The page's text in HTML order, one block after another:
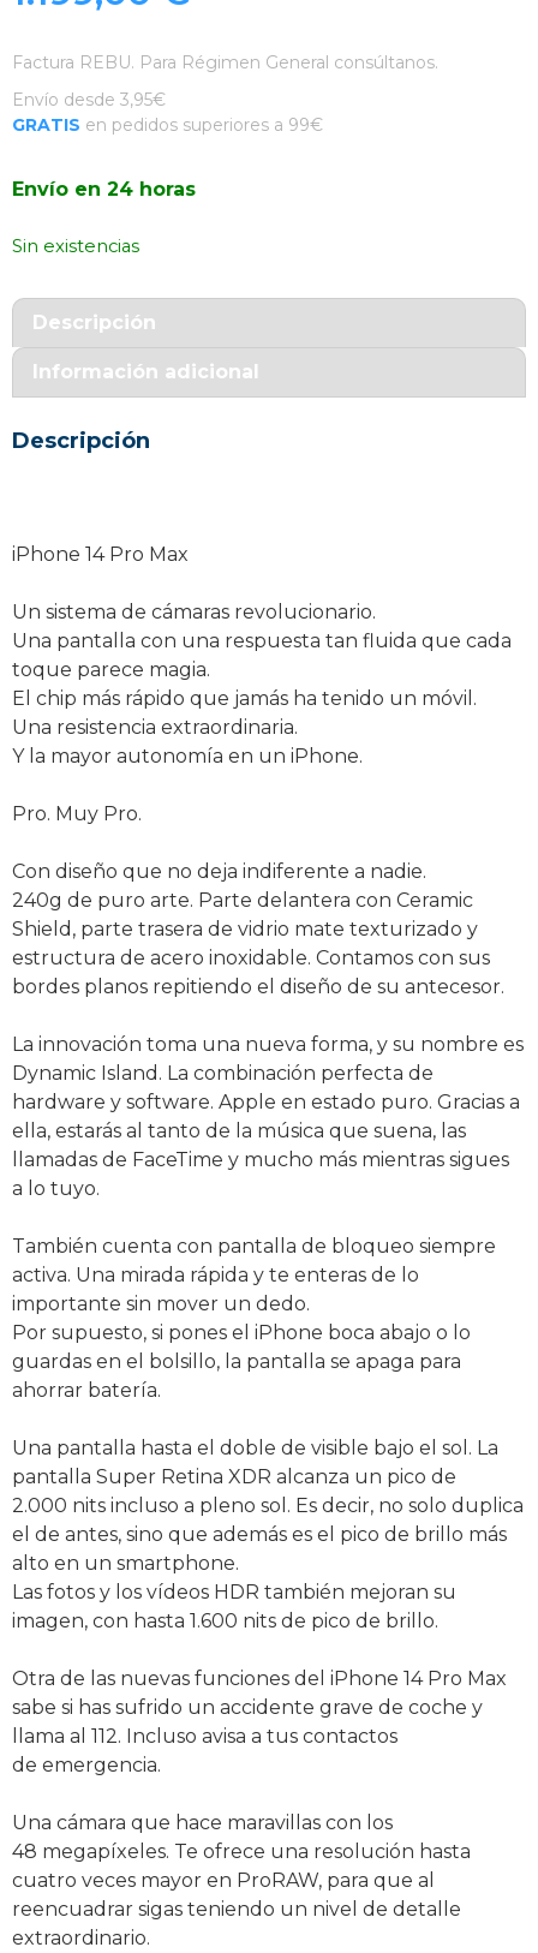
Factura REBU. Para Régimen General consúltanos.
Envío desde 3,95€
GRATIS en pedidos superiores a 99€
Envío en 24 horas
Sin existencias
Descripción
Información adicional
Descripción
iPhone 14 Pro Max
Un sistema de cámaras revolucionario.
Una pantalla con una respuesta tan fluida que cada
toque parece magia.
El chip más rápido que jamás ha tenido un móvil.
Una resistencia extraordinaria.
Y la mayor autonomía en un iPhone.
Pro. Muy Pro.
Con diseño que no deja indiferente a nadie.
240g de puro arte. Parte delantera con Ceramic
Shield, parte trasera de vidrio mate texturizado y
estructura de acero inoxidable. Contamos con sus
bordes planos repitiendo el diseño de su antecesor.
La innovación toma una nueva forma, y su nombre es
Dynamic Island. La combinación perfecta de
hardware y software. Apple en estado puro. Gracias a
ella, estarás al tanto de la música que suena, las
llamadas de FaceTime y mucho más mientras sigues
a lo tuyo.
También cuenta con pantalla de bloqueo siempre
activa. Una mirada rápida y te enteras de lo
importante sin mover un dedo.
Por supuesto, si pones el iPhone boca abajo o lo
guardas en el bolsillo, la pantalla se apaga para
ahorrar batería.
Una pantalla hasta el doble de visible bajo el sol. La
pantalla Super Retina XDR alcanza un pico de
2.000 nits incluso a pleno sol. Es decir, no solo duplica
el de antes, sino que además es el pico de brillo más
alto en un smartphone.
Las fotos y los vídeos HDR también mejoran su
imagen, con hasta 1.600 nits de pico de brillo.
Otra de las nuevas funciones del iPhone 14 Pro Max
sabe si has sufrido un accidente grave de coche y
llama al 112. Incluso avisa a tus contactos
de emergencia.
Una cámara que hace maravillas con los
48 megapíxeles. Te ofrece una resolución hasta
cuatro veces mayor en ProRAW, para que al
reencuadrar sigas teniendo un nivel de detalle
extraordinario.